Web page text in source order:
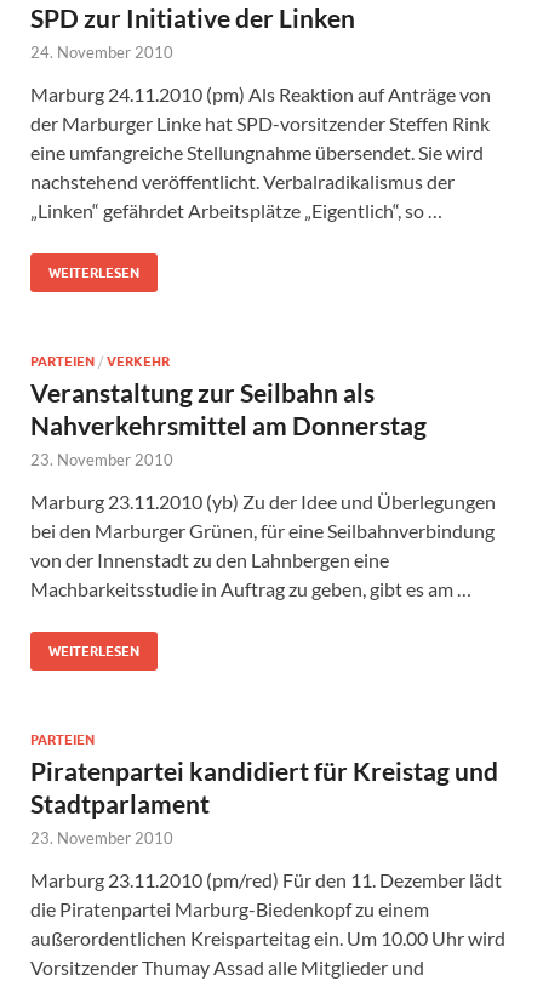
SPD zur Initiative der Linken
24. November 2010
Marburg 24.11.2010 (pm) Als Reaktion auf Anträge von
der Marburger Linke hat SPD-vorsitzender Steffen Rink
eine umfangreiche Stellungnahme übersendet. Sie wird
nachstehend veröffentlicht. Verbalradikalismus der
„Linken“ gefährdet Arbeitsplätze „Eigentlich“, so …
WEITERLESEN
PARTEIEN / VERKEHR
Veranstaltung zur Seilbahn als
Nahverkehrsmittel am Donnerstag
23. November 2010
Marburg 23.11.2010 (yb) Zu der Idee und Überlegungen
bei den Marburger Grünen, für eine Seilbahnverbindung
von der Innenstadt zu den Lahnbergen eine
Machbarkeitsstudie in Auftrag zu geben, gibt es am …
WEITERLESEN
PARTEIEN
Piratenpartei kandidiert für Kreistag und
Stadtparlament
23. November 2010
Marburg 23.11.2010 (pm/red) Für den 11. Dezember lädt
die Piratenpartei Marburg-Biedenkopf zu einem
außerordentlichen Kreisparteitag ein. Um 10.00 Uhr wird
Vorsitzender Thumay Assad alle Mitglieder und